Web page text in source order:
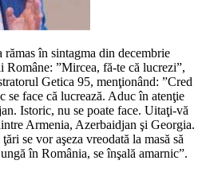
rămas în sintagma din decembrie
”Mircea, fă-te că lucrezi”,
Getica 95, menţionând: ”Cred
se face că lucrează. Aduc în atenţie
Istoric, nu se poate face. Uitaţi-vă
Armenia, Azerbaidjan şi Georgia.
se vor aşeza vreodată la masă să
în România, se înşală amarnic”.